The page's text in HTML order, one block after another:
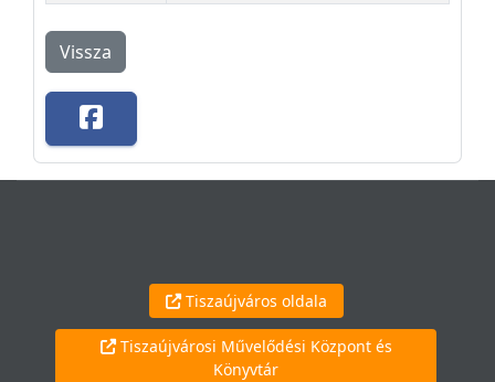
Vissza
Tiszaújváros oldala
Tiszaújvárosi Művelődési Központ és
Könyvtár